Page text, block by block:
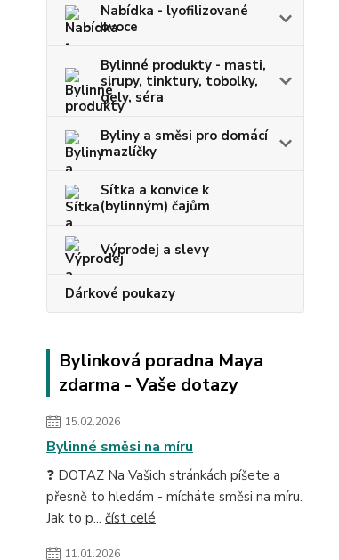
Nabídka - lyofilizované
ovoce
Bylinné produkty - masti,
sirupy, tinktury, tobolky,
gely, séra
Byliny a směsi pro domácí
mazlíčky
Sítka a konvice k
(bylinným) čajům
Výprodej a slevy
Dárkové poukazy
Bylinková poradna Maya
zdarma - Vaše dotazy
15.02.2026
Bylinné směsi na míru
❓ DOTAZ Na Vašich stránkách píšete a
přesně to hledám - mícháte směsi na míru.
Jak to p... číst celé
11.01.2026